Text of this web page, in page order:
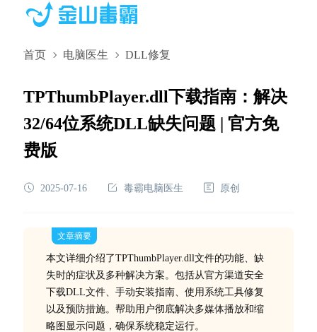
首页 电脑医生 DLL修复
TPThumbPlayer.dll下载指南：解决
32/64位系统DLL缺失问题 | 官方免
费版
2025-07-16 毒霸电脑医生 原创
文章摘要
本文详细介绍了TPThumbPlayer.dll文件的功能、缺
失时的症状及多种解决方案。包括从官方渠道安全
下载DLL文件、手动安装指南、使用系统工具修复
以及预防措施。帮助用户彻底解决多媒体播放和缩
略图显示问题，确保系统稳定运行。